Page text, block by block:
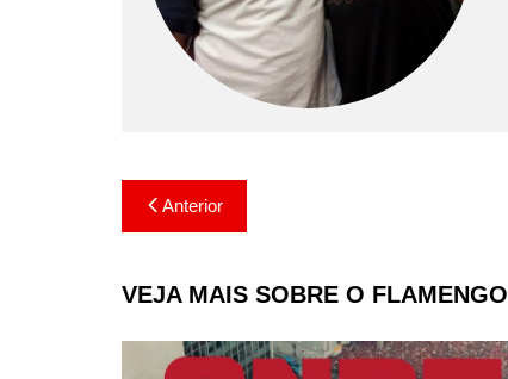
Navegação
de
Post
Anterior
VEJA MAIS SOBRE O FLAMENGO